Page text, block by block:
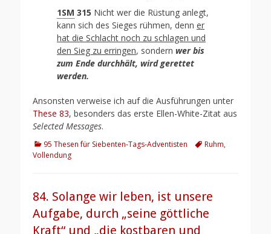
1SM 315 Nicht wer die Rüstung anlegt,
kann sich des Sieges rühmen, denn er
hat die Schlacht noch zu schlagen und
den Sieg zu erringen, sondern wer bis
zum Ende durchhält, wird gerettet
werden.
Ansonsten verweise ich auf die Ausführungen unter
These 83, besonders das erste Ellen-White-Zitat aus
Selected Messages.
Kategorien
95 Thesen für Siebenten-Tags-Adventisten Schlagworte
Ruhm,
Vollendung
84. Solange wir leben, ist unsere
Aufgabe, durch „seine göttliche
Kraft“ und „die kostbaren und